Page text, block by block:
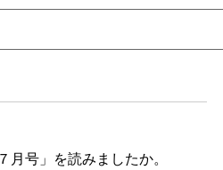
月号」を読みましたか。